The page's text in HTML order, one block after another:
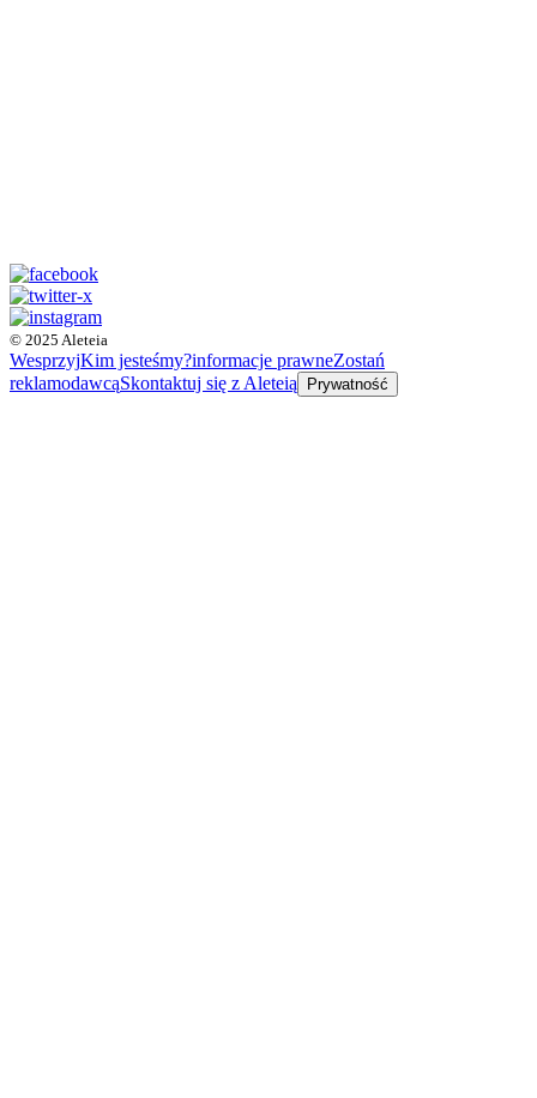
© 2025 Aleteia
WesprzyjKim jesteśmy?informacje prawneZostań
reklamodawcąSkontaktuj się z Aleteią Prywatność